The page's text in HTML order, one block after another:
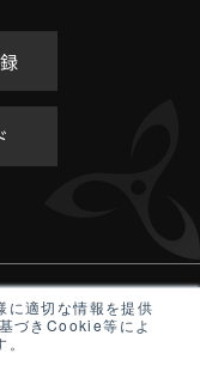
に適切な情報を提供
づきCookie等によ